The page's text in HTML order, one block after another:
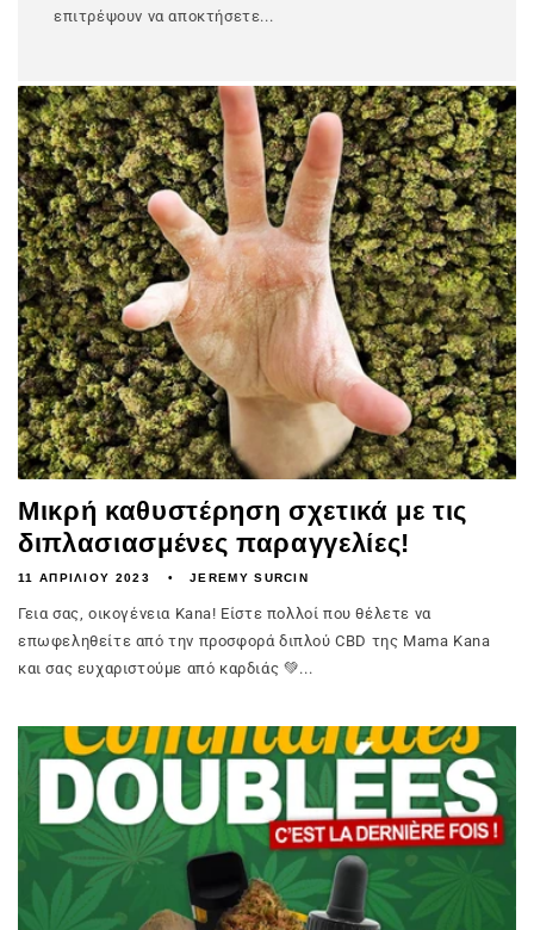
επιτρέψουν να αποκτήσετε...
Μικρή καθυστέρηση σχετικά με τις
διπλασιασμένες παραγγελίες!
11 ΑΠΡΙΛΊΟΥ 2023 JEREMY SURCIN
Γεια σας, οικογένεια Kana! Είστε πολλοί που θέλετε να
επωφεληθείτε από την προσφορά διπλού CBD της Mama Kana
και σας ευχαριστούμε από καρδιάς 💚...